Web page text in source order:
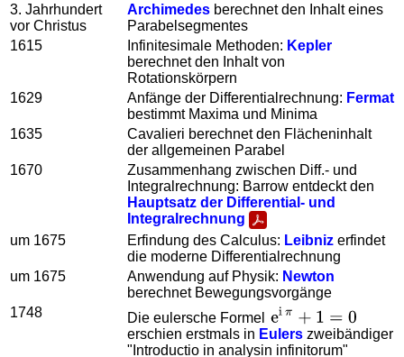
3. Jahrhundert
vor Christus
Archimedes berechnet den Inhalt eines
Parabelsegmentes
1615
Infinitesimale Methoden: Kepler
berechnet den Inhalt von
Rotationskörpern
1629
Anfänge der Differentialrechnung: Fermat
bestimmt Maxima und Minima
1635
Cavalieri berechnet den Flächeninhalt
der allgemeinen Parabel
1670
Zusammenhang zwischen Diff.- und
Integralrechnung: Barrow entdeckt den
Hauptsatz der Differential- und
Integralrechnung
um 1675
Erfindung des Calculus: Leibniz erfindet
die moderne Differentialrechnung
um 1675
Anwendung auf Physik: Newton
berechnet Bewegungsvorgänge
1748
Die eulersche Formel
erschien erstmals in Eulers zweibändiger
"Introductio in analysin infinitorum"